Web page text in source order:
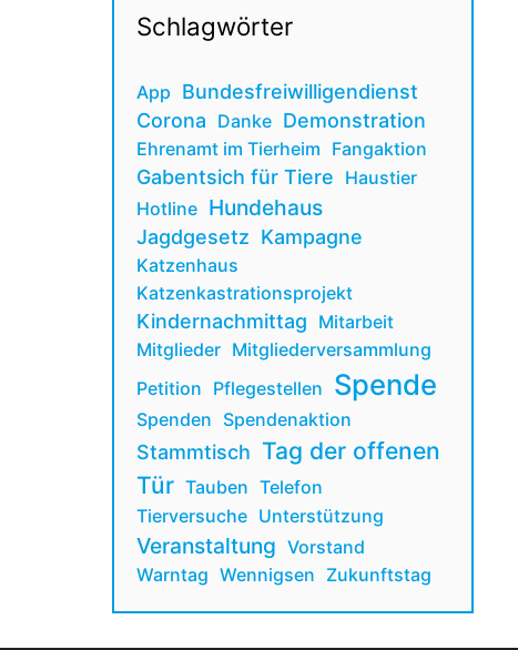
Schlagwörter
App Bundesfreiwilligendienst
Corona Danke Demonstration
Ehrenamt im Tierheim Fangaktion
Gabentsich für Tiere Haustier
Hotline Hundehaus
Jagdgesetz Kampagne
Katzenhaus
Katzenkastrationsprojekt
Kindernachmittag Mitarbeit
Mitglieder Mitgliederversammlung
Petition Pflegestellen Spende
Spenden Spendenaktion
Stammtisch Tag der offenen
Tür Tauben Telefon
Tierversuche Unterstützung
Veranstaltung Vorstand
Warntag Wennigsen Zukunftstag